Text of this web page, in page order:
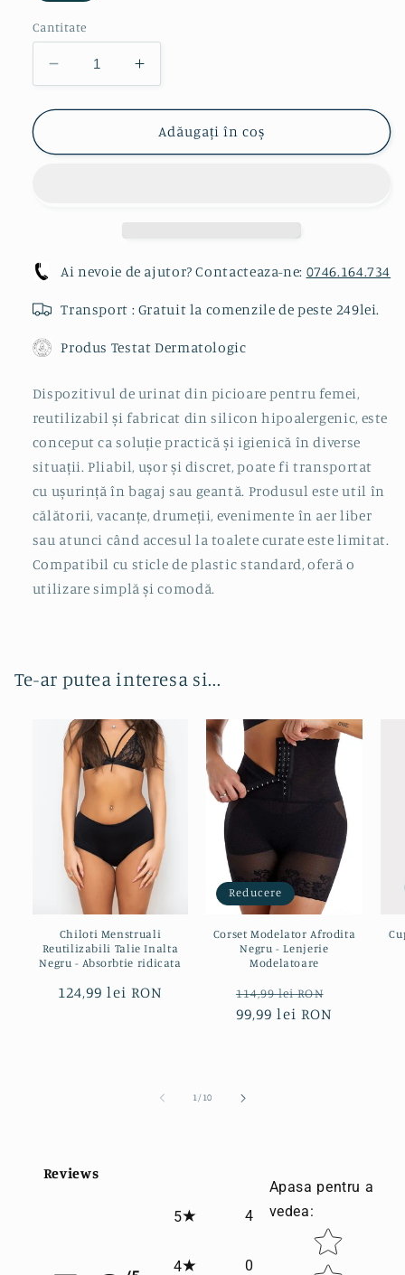
Cantitate
Reduceți
cantitatea
pentru
Urinat
Creșteți
cantitatea
pentru
Dispozitiv
Urinat
Adăugați în coș
Ai nevoie de ajutor? Contacteaza-ne: 0746.164.734
Transport : Gratuit la comenzile de peste 249lei.
Produs Testat Dermatologic
Dispozitivul de urinat din picioare pentru femei,
reutilizabil și fabricat din silicon hipoalergenic, este
conceput ca soluție practică și igienică în diverse
situații. Pliabil, ușor și discret, poate fi transportat
cu ușurință în bagaj sau geantă. Produsul este util în
călătorii, vacanțe, drumeții, evenimente în aer liber
sau atunci când accesul la toalete curate este limitat.
Compatibil cu sticle de plastic standard, oferă o
utilizare simplă și comodă.
Te-ar putea interesa si...
Chiloti Menstruali
Reutilizabili Talie Inalta
Negru - Absorbtie ridicata
Preț
124,99 lei RON
Reducere
Corset Modelator Afrodita
Negru - Lenjerie
Modelatoare
Preț
obișnuit
114,99 lei RON
99,99 lei RON
1/din
10
Reviews
5 4
4 0
Apasa pentru a
vedea:
Star rating